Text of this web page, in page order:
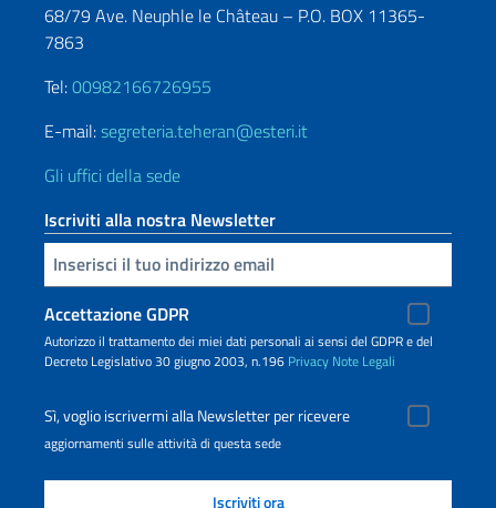
68/79 Ave. Neuphle le Château – P.O. BOX 11365-
7863
Tel:00982166726955
E-mail:segreteria.teheran@esteri.it
Gli uffici della sede
Iscriviti alla nostra Newsletter
Inserisci la tua email
Accettazione GDPR
Autorizzo il trattamento dei miei dati personali ai sensi del GDPR e del
Decreto Legislativo 30 giugno 2003, n.196 Privacy Note Legali
Sì, voglio iscrivermi alla Newsletter per ricevere
aggiornamenti sulle attività di questa sede